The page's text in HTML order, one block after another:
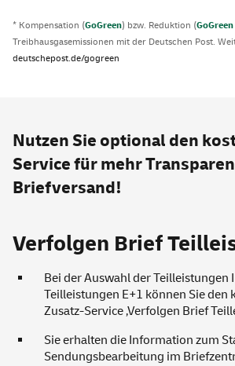
* Kompensation (GoGreen) bzw. Reduktion (
Treibhausgasemissionen mit der Deutschen Post.
deutschepost.de/gogreen
Nutzen Sie optional den
Servicefür mehr
Briefversand!
Verfolgen Brief
Bei der Auswahl der Teilleistungen
Teilleistungen E+1 können Sie den
Zusatz-Service‚Verfolgen Brief
Sie erhalten die Information zum
Sendungsbearbeitung im